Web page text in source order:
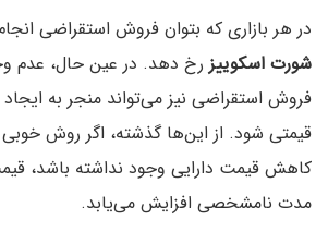
در هر بازاری که بتوان فروش استقراضی
شورت اسکوییز رخ دهد. در عین حال، عدم
فروش استقراضی نیز می‌تواند منجر به
قیمتی شود. از این‌ها گذشته، اگر روش
کاهش قیمت دارایی وجود نداشته باشد،
مدت نامشخصی افزایش می‌یابد.